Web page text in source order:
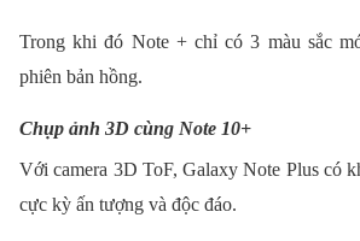
Trong khi đó Note + chỉ có 3 màu sắc
phiên bản hồng.
Chụp ảnh 3D cùng Note 10+
Với camera 3D ToF, Galaxy Note Plus có
cực kỳ ấn tượng và độc đáo.